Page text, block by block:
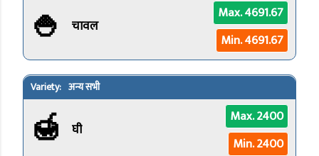
🍚 चावल
Max. 4691.67
Min. 4691.67
अन्य सभी
🍯 घी
Max. 2400
Min. 2400